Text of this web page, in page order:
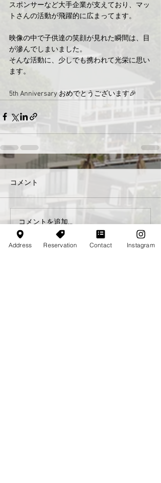
スポンサーなど大手企業が支えており、マッ
トさんの活動が飛躍的に広まってます。
映像の中で子供達の笑顔が見れた瞬間は、目
が滲んでしまいました。
そんな活動に、少しでも携われて光栄に思い
ます。
5th Anniversary おめでとうございます🎉
コメント
コメントを追加…
Address Reservation Contact Instagram